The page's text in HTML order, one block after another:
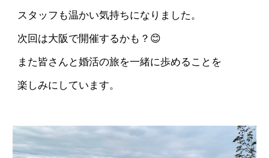
スタッフも温かい気持ちになりました。
次回は大阪で開催するかも？😊
また皆さんと婚活の旅を一緒に歩めることを
楽しみにしています。